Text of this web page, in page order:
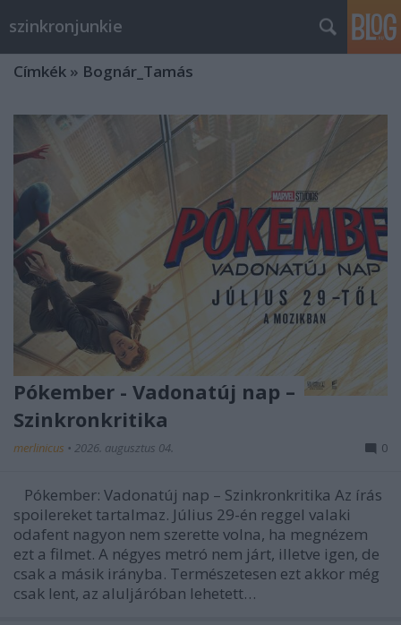
szinkronjunkie
Címkék » Bognár_Tamás
Pókember - Vadonatúj nap –
Szinkronkritika
merlinicus • 2026. augusztus 04. 0
Pókember: Vadonatúj nap – Szinkronkritika Az írás
spoilereket tartalmaz. Július 29-én reggel valaki
odafent nagyon nem szerette volna, ha megnézem
ezt a filmet. A négyes metró nem járt, illetve igen, de
csak a másik irányba. Természetesen ezt akkor még
csak lent, az aluljáróban lehetett…